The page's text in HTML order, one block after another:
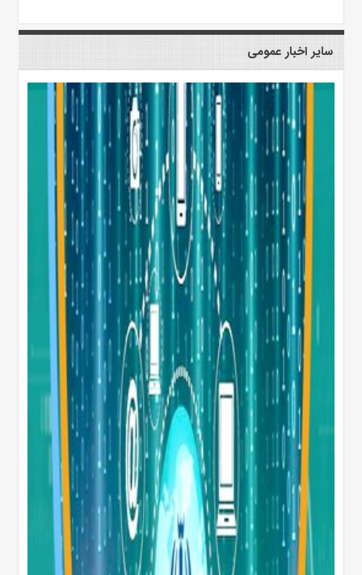
سایر اخبار عمومی